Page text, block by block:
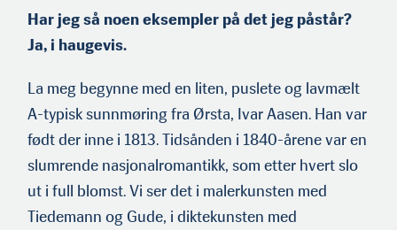
Har jeg så noen eksempler på det jeg påstår?
Ja, i haugevis.
La meg begynne med en liten, puslete og lavmælt
A-typisk sunnmøring fra Ørsta, Ivar Aasen. Han var
født der inne i 1813. Tidsånden i 1840-årene var en
slumrende nasjonalromantikk, som etter hvert slo
ut i full blomst. Vi ser det i malerkunsten med
Tiedemann og Gude, i diktekunsten med